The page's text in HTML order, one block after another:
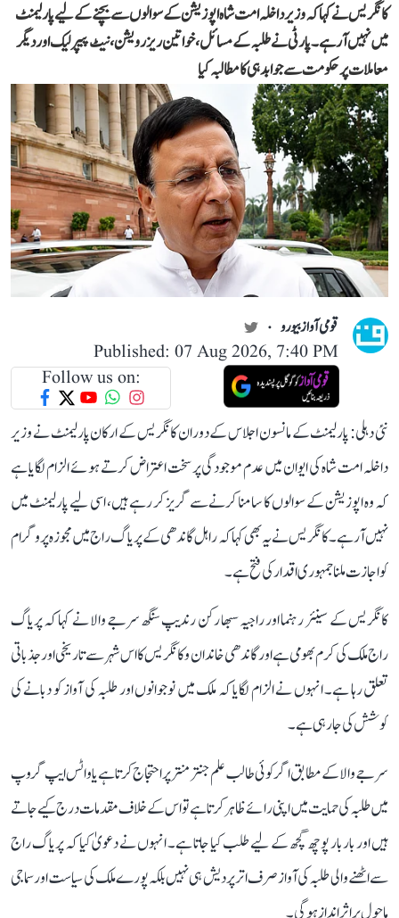
کانگریس نے کہا کہ وزیر داخلہ امت شاہ اپوزیشن کے سوالوں سے بچنے کے لیے پارلیمنٹ
میں نہیں آ رہے۔ پارٹی نے طلبہ کے مسائل، خواتین ریزرویشن، نیٹ پیپر لیک اور دیگر
معاملات پر حکومت سے جوابدہی کا مطالبہ کیا
قومی آواز بیورو
Published: 07 Aug 2026, 7:40 PM
Follow us on:
نئی دہلی: پارلیمنٹ کے مانسون اجلاس کے دوران کانگریس کے ارکان پارلیمنٹ نے وزیر
داخلہ امت شاہ کی ایوان میں عدم موجودگی پر سخت اعتراض کرتے ہوئے الزام لگایا ہے
کہ وہ اپوزیشن کے سوالوں کا سامنا کرنے سے گریز کر رہے ہیں، اسی لیے پارلیمنٹ میں
نہیں آ رہے۔ کانگریس نے یہ بھی کہا کہ راہل گاندھی کے پریاگ راج میں مجوزہ پروگرام
کو اجازت ملنا جمہوری اقدار کی فتح ہے۔
کانگریس کے سینئر رہنما اور راجیہ سبھا رکن رندیپ سنگھ سرجے والا نے کہا کہ پریاگ
راج ملک کی کرم بھومی ہے اور گاندھی خاندان و کانگریس کا اس شہر سے تاریخی اور جذباتی
تعلق رہا ہے۔ انہوں نے الزام لگایا کہ ملک میں نوجوانوں اور طلبہ کی آواز کو دبانے کی
کوشش کی جا رہی ہے۔
سرجے والا کے مطابق اگر کوئی طالب علم جنتر منتر پر احتجاج کرتا ہے یا واٹس ایپ گروپ
میں طلبہ کی حمایت میں اپنی رائے ظاہر کرتا ہے تو اس کے خلاف مقدمات درج کیے جاتے
ہیں اور بار بار پوچھ گچھ کے لیے طلب کیا جاتا ہے۔ انہوں نے دعویٰ کیا کہ پریاگ راج
سے اٹھنے والی طلبہ کی آواز صرف اتر پردیش ہی نہیں بلکہ پورے ملک کی سیاست اور سماجی